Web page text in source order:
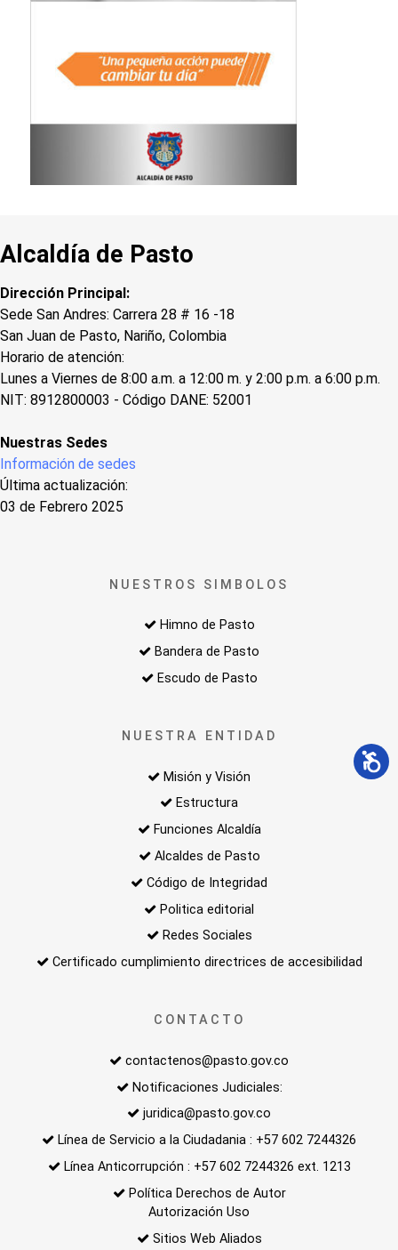
Alcaldía de Pasto
Dirección Principal:
Sede San Andres: Carrera 28 # 16 -18
San Juan de Pasto, Nariño, Colombia
Horario de atención:
Lunes a Viernes de 8:00 a.m. a 12:00 m. y 2:00 p.m. a 6:00 p.m.
NIT: 8912800003 - Código DANE: 52001
Nuestras Sedes
Información de sedes
Última actualización:
03 de Febrero 2025
NUESTROS SIMBOLOS
Himno de Pasto
Bandera de Pasto
Escudo de Pasto
NUESTRA ENTIDAD
Misión y Visión
Estructura
Funciones Alcaldía
Alcaldes de Pasto
Código de Integridad
Politica editorial
Redes Sociales
Certificado cumplimiento directrices de accesibilidad
CONTACTO
contactenos@pasto.gov.co
Notificaciones Judiciales:
juridica@pasto.gov.co
Línea de Servicio a la Ciudadania : +57 602 7244326
Línea Anticorrupción : +57 602 7244326 ext. 1213
Política Derechos de Autor
Autorización Uso
Sitios Web Aliados